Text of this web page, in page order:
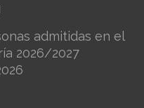
admitidas en el
2026/2027